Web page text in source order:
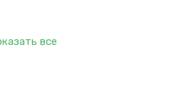
все